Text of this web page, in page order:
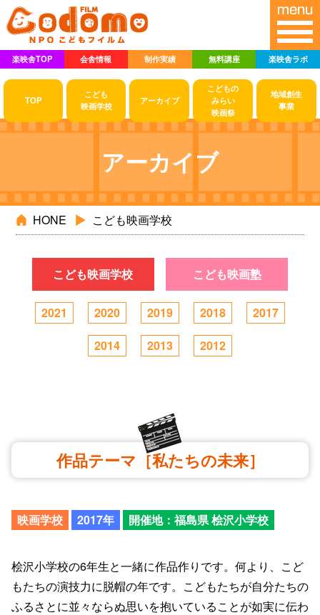
楽映舎TOP 会舎情報 制作実績 無料講座 楽映舎ラボ
TOP
こども
映画学校
アーカイブ
こどもの
みらい
映画祭
地域創生
事業
アーカイブ
HONE こども映画学校
こども映画学校 こども映画塾
2021 2020 2019 2018
2017
2014
2013 2012
作品テーマ［私たちの未来］
映画学校 2017年 開催地：福島県 桧沢小学校
桧沢小学校の6年生と一緒に作品作りです。何より、こど
もたちの演技力に脱帽の年です。こどもたちが自分たちの
ふるさとに並々ならぬ思いを抱いていることが如実に伝わ